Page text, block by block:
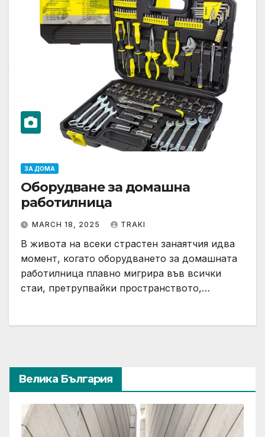
ЗА ДОМА
Оборудване за домашна
работилница
MARCH 18, 2025 TRAKI
В живота на всеки страстен занаятчия идва
момент, когато оборудването за домашната
работилница плавно мигрира във всички
стаи, претрупвайки пространството,…
Велика България